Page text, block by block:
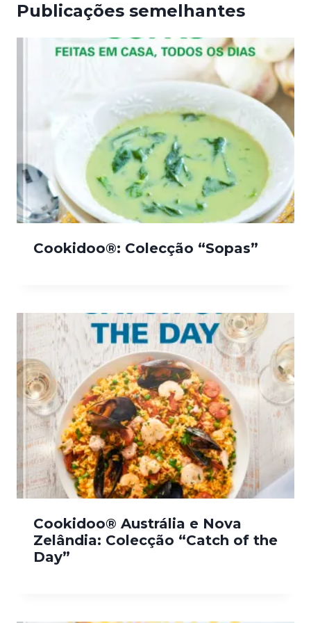
Publicações semelhantes
Cookidoo®: Colecção “Sopas”
Cookidoo® Austrália e Nova
Zelândia: Colecção “Catch of the
Day”